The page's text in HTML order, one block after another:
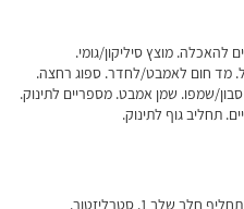
להאכלה. מוצץ סיליקון/גומי.
מד חום לאמבט/לחדר. ספוג רחצה.
שמפו. שמן אמבט. מספריים לתינוק.
תחליב גוף לתינוק.